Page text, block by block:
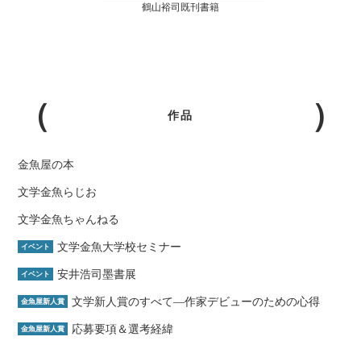
鶴山裕司既刊書籍
作品
金魚屋の本
文学金魚らじお
文学金魚ちゃんねる
イベント 文学金魚大学校セミナー
イベント 安井浩司墨書展
金魚屋新人賞 文学新人賞のすべて―作家デビューのための心得
金魚屋新人賞 応募要項＆選考経緯